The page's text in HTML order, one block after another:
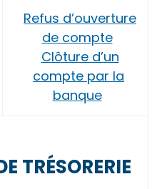
Refus d’ouverture
de compte
Clôture d’un
compte par la
banque
TRÉSORERIE